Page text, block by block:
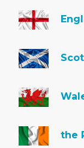
the